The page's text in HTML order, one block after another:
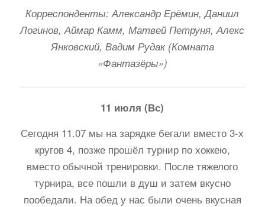
Корреспонденты: Александр Ерёмин, Даниил
Логинов, Аймар Камм, Матвей Петруня, Алекс
Янковский, Вадим Рудак (Комната
«Фантазёры»)
11 июля (Вс)
Сегодня 11.07 мы на зарядке бегали вместо 3-х
кругов 4, позже прошёл турнир по хоккею,
вместо обычной тренировки. После тяжелого
турнира, все пошли в душ и затем вкусно
пообедали. На обед у нас были очень вкусная